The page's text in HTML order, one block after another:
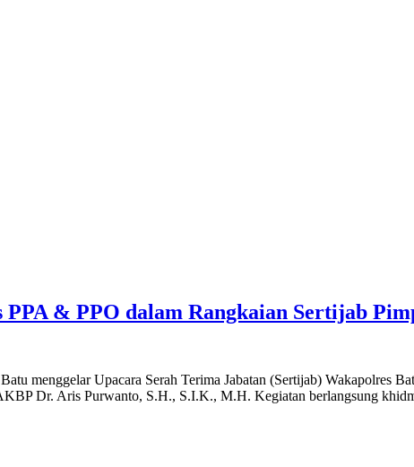
PPA & PPO dalam Rangkaian Sertijab
menggelar Upacara Serah Terima Jabatan (Sertijab) Wakapolres
Dr. Aris Purwanto, S.H., S.I.K., M.H. Kegiatan berlangsung